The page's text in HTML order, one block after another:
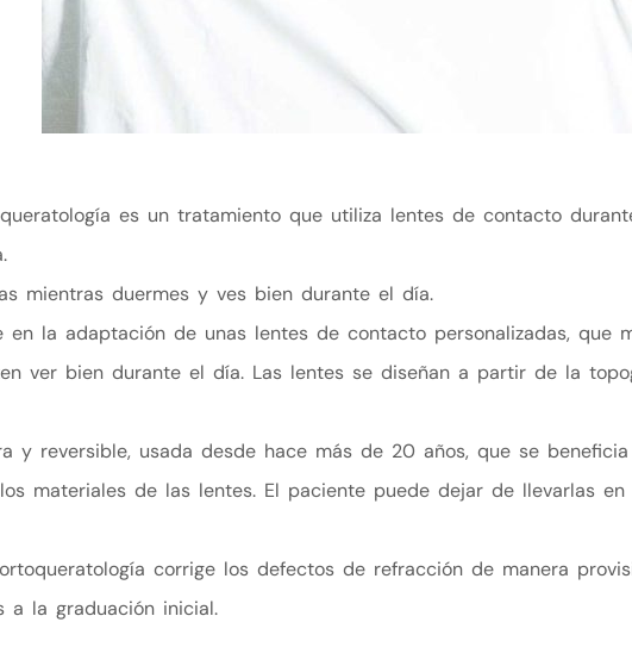
es un tratamiento que utiliza lentes de contacto
mientras duermes y ves bien durante el día.
en la adaptación de unas lentes de contacto personalizadas, que
ver bien durante el día. Las lentes se diseñan a partir de la
y reversible, usada desde hace más de 20 años, que se
materiales de las lentes. El paciente puede dejar de llevarlas
corrige los defectos de refracción de manera
a la graduación inicial.